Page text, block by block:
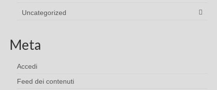
Uncategorized
Meta
Accedi
Feed dei contenuti